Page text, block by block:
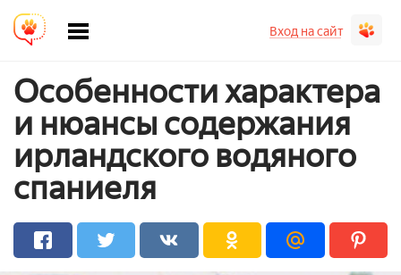
Вход на сайт
Особенности характера
и нюансы содержания
ирландского водяного
спаниеля